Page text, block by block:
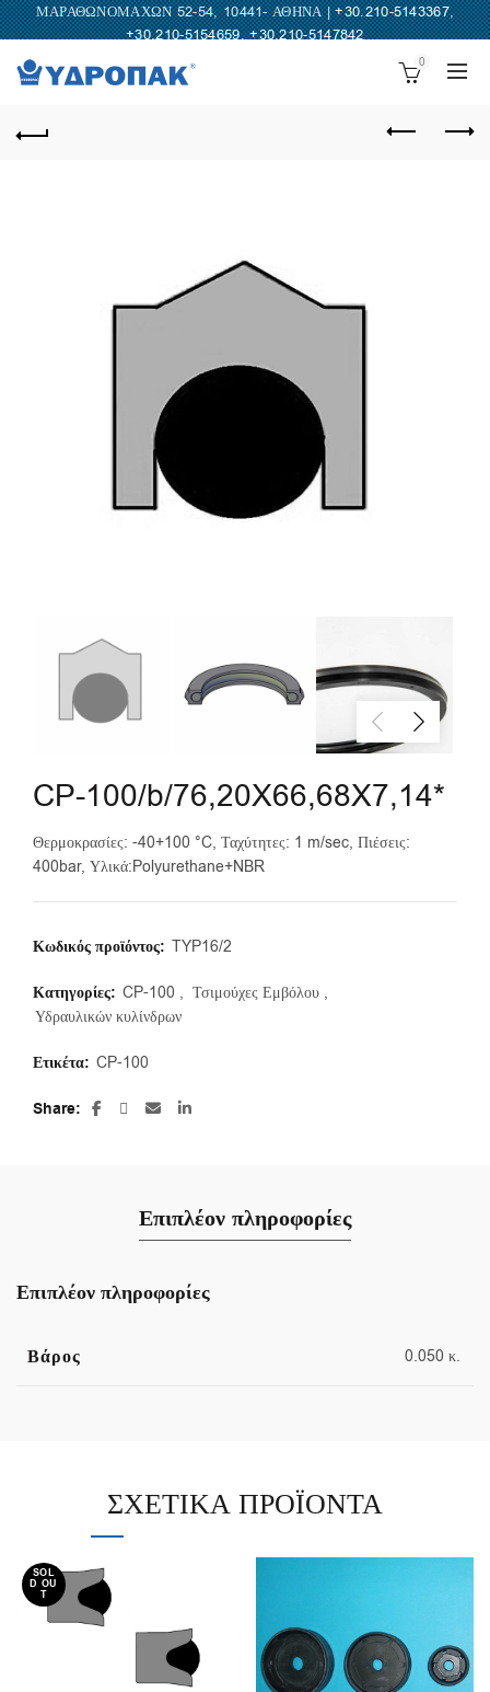
ΜΑΡΑΘΩΝΟΜΑΧΩΝ 52-54, 10441- ΑΘΗΝΑ |+30.210-5143367,
+30.210-5154659,+30.210-5147842
0
CP-100/b/76,20X66,68X7,14*
Θερμοκρασίες: -40+100 °C, Ταχύτητες: 1 m/sec, Πιέσεις:
400bar, Υλικά:Polyurethane+NBR
Κωδικός προϊόντος: TYP16/2
Κατηγορίες: CP-100 , Τσιμούχες Εμβόλου ,
Υδραυλικών κυλίνδρων
Ετικέτα: CP-100
Share
Επιπλέον πληροφορίες
Επιπλέον πληροφορίες
Βάρος 0.050 κ.
ΣΧΕΤΙΚΆ ΠΡΟΪΌΝΤΑ
SOL
D OU
T